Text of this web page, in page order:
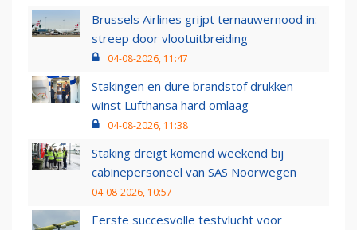
Brussels Airlines grijpt ternauwernood in:
streep door vlootuitbreiding
04-08-2026, 11:47
Stakingen en dure brandstof drukken
winst Lufthansa hard omlaag
04-08-2026, 11:38
Staking dreigt komend weekend bij
cabinepersoneel van SAS Noorwegen
04-08-2026, 10:57
Eerste succesvolle testvlucht voor